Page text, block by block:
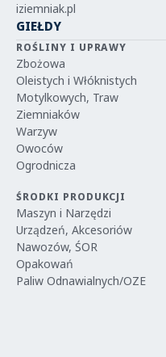
iziemniak.pl
GIEŁDY
ROŚLINY I UPRAWY
Zbożowa
Oleistych i Włóknistych
Motylkowych, Traw
Ziemniaków
Warzyw
Owoców
Ogrodnicza
ŚRODKI PRODUKCJI
Maszyn i Narzędzi
Urządzeń, Akcesoriów
Nawozów, ŚOR
Opakowań
Paliw Odnawialnych/OZE